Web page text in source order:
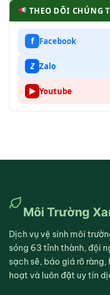
THEO DÕI CHÚNG
f Facebook
Z Zalo
▶ Youtube
Môi Trường
Dịch vụ vệ sinh môi
sóng 63 tỉnh thành, đội
sạch sẽ, báo giá rõ
hoạt và luôn đặt uy tín